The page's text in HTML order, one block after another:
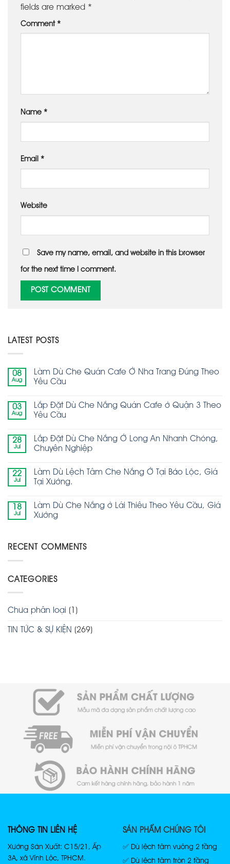
fields are marked *
Comment *
Name *
Email *
Website
Save my name, email, and website in this browser
for the next time I comment.
LATEST POSTS
08
Aug
Làm Dù Che Quán Cafe Ở Nha Trang Đúng Theo
Yêu Cầu
03
Aug
Lắp Đặt Dù Che Nắng Quán Cafe ở Quận 3 Theo
Yêu Cầu
28
Jul
Lắp Đặt Dù Che Nắng Ở Long An Nhanh Chóng,
Chuyên Nghiệp
22
Jul
Làm Dù Lệch Tâm Che Nắng Ở Tại Bảo Lộc, Giá
Tại Xưởng.
18
Jul
Làm Dù Che Nắng ở Lái Thiêu Theo Yêu Cầu, Giá
Xưởng
RECENT COMMENTS
CATEGORIES
Chưa phân loại (1)
TIN TỨC & SỰ KIỆN (269)
THÔNG TIN LIÊN HỆ
Xưởng Sản Xuất: C15/21, Ấp
3A, xã Vĩnh Lộc, TPHCM.
SẢN PHẨM CHÚNG TÔI
✅ Dù lệch tâm vuông 2 tầng
✅ Dù lệch tâm tròn 2 tầng